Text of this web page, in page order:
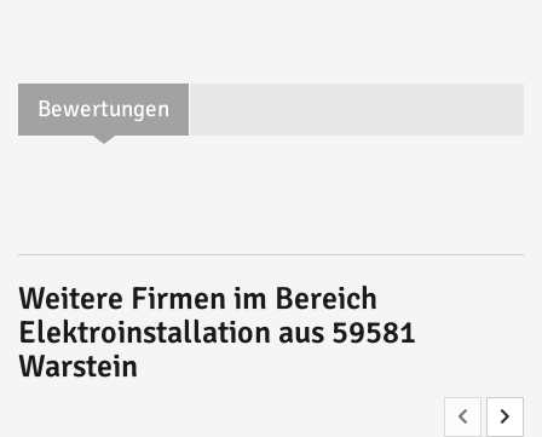
Bewertungen
Weitere Firmen im Bereich
Elektroinstallation aus 59581
Warstein